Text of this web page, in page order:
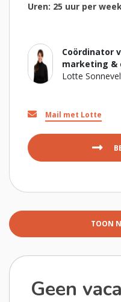
Uren: 25 uur per
Coördinator
marketing &
Lotte
Mail met Lotte
TOON
Geen